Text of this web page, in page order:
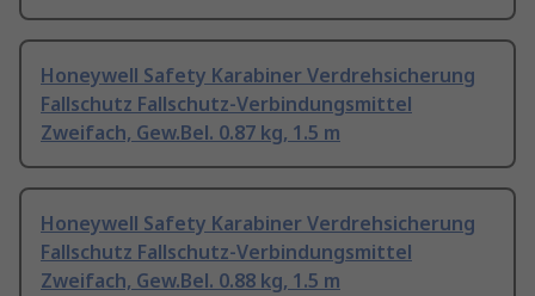
Honeywell Safety Karabiner Verdrehsicherung
Fallschutz Fallschutz-Verbindungsmittel
Zweifach, Gew.Bel. 0.87 kg, 1.5 m
Honeywell Safety Karabiner Verdrehsicherung
Fallschutz Fallschutz-Verbindungsmittel
Zweifach, Gew.Bel. 0.88 kg, 1.5 m